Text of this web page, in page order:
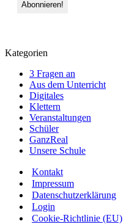
Kategorien
3 Fragen an
Aus dem Unterricht
Digitales
Klettern
Veranstaltungen
Schüler
GanzReal
Unsere Schule
Kontakt
Impressum
Datenschutzerklärung
Login
Cookie-Richtlinie (EU)